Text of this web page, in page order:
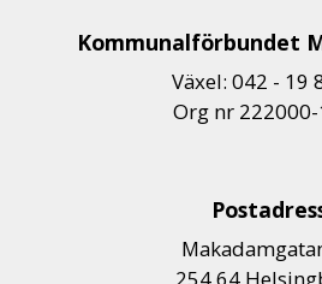
Kommunalförbundet
Växel: 042 - 19
Org nr